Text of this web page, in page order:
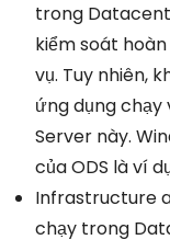
trong
kiểm soát
vụ. Tuy nhiên,
ứng dụng
Server này.
của ODS là ví
Infrastructure
chạy trong